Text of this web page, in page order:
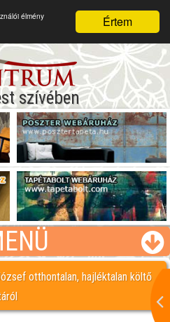
Értem
élmény
szívében
otthontalan, hajléktalan költő